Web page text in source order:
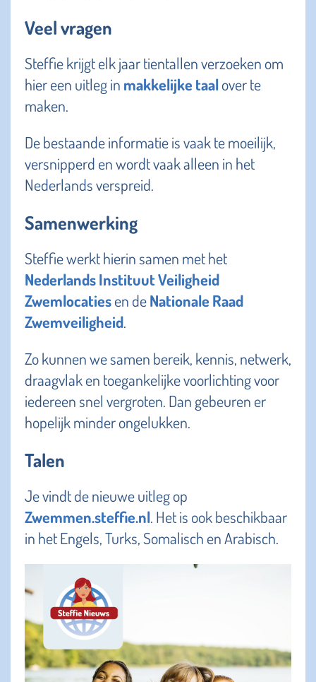
Veel vragen
Steffie krijgt elk jaar tientallen verzoeken om
hier een uitleg in makkelijke taalover te
maken.
De bestaande informatie is vaak te moeilijk,
versnipperd en wordt vaak alleen in het
Nederlands verspreid.
Samenwerking
Steffie werkt hierin samen met het
Nederlands Instituut Veiligheid
Zwemlocatiesen deNationale Raad
Zwemveiligheid.
Zo kunnen we samen bereik, kennis, netwerk,
draagvlak en toegankelijke voorlichting voor
iedereen snel vergroten. Dan gebeuren er
hopelijk minder ongelukken.
Talen
Je vindt de nieuwe uitleg op
Zwemmen.steffie.nl. Het is ook beschikbaar
in het Engels, Turks, Somalisch en Arabisch.